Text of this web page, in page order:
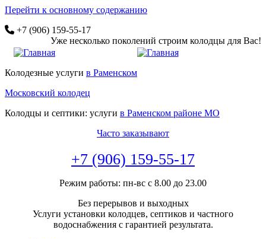
Перейти к основному содержанию
+7 (906) 159-55-17
Уже несколько поколений строим колодцы для Вас!
Колодезные услуги в Раменском
Московский колодец
Колодцы и септики: услуги в Раменском районе МО
Часто заказывают
+7 (906) 159-55-17
Режим работы: пн-вс с 8.00 до 23.00
Без перерывов и выходных
Услуги установки колодцев, септиков и частного
водоснабжения с гарантией результата.